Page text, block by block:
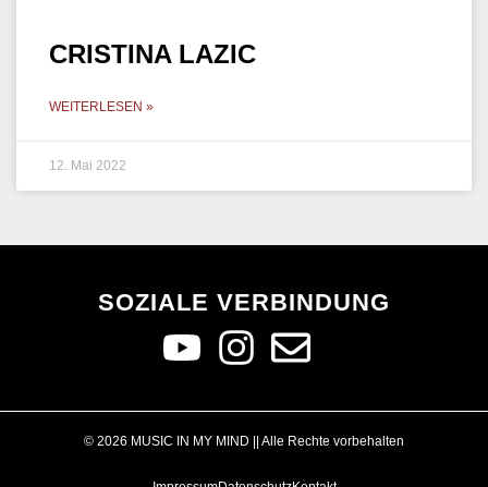
CRISTINA LAZIC
WEITERLESEN »
12. Mai 2022
SOZIALE VERBINDUNG
© 2026 MUSIC IN MY MIND || Alle Rechte vorbehalten